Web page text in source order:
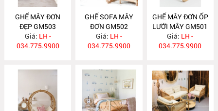
GHẾ MÂY ĐƠN
ĐẸP GM503
Giá: LH -
034.775.9900
GHẾ SOFA MÂY
ĐƠN GM502
Giá: LH -
034.775.9900
GHẾ MÂY ĐƠN ỐP
LƯỚI MÂY GM501
Giá: LH -
034.775.9900